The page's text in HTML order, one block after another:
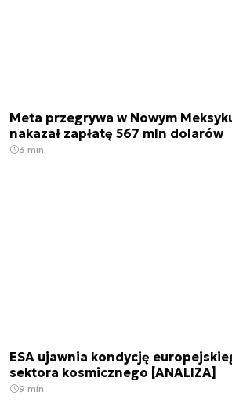
Meta przegrywa w Nowym
nakazał zapłatę 567 mln dolarów
3 min.
ESA ujawnia kondycję
sektora kosmicznego [ANALIZA]
9 min.